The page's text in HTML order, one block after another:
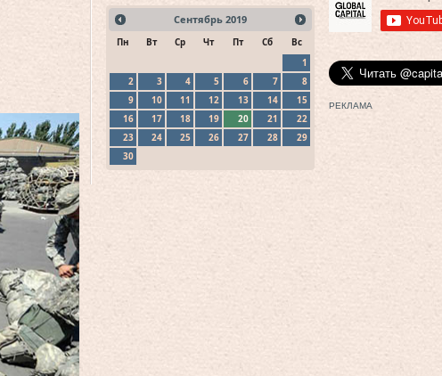
Сентябрь 2019
Пн Вт Ср Чт Пт Сб
Вс
1
2
3 4 5 6 7
8
9
10 11 12 13 14
15
16
17 18 19 20 21
22
23
24 25 26 27 28
29
30
РЕКЛАМА